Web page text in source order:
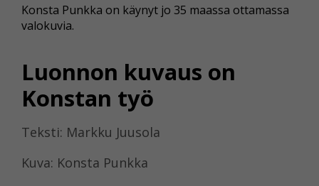
Luonnon kuvaus on
Konstan työ
Teksti: Markku Juusola
Kuva: Konsta Punkka
Konsta Punkka on käynyt jo 35 maassa ottamassa
valokuvia.